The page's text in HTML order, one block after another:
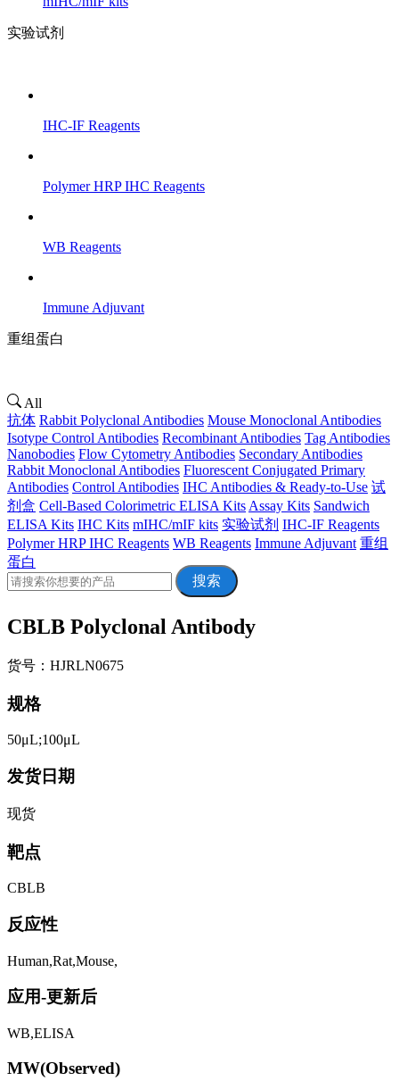
实验试剂
IHC-IF Reagents
Polymer HRP IHC Reagents
WB Reagents
Immune Adjuvant
重组蛋白
All
抗体 Rabbit Polyclonal Antibodies Mouse Monoclonal Antibodies
Isotype Control Antibodies Recombinant Antibodies Tag Antibodies
Nanobodies Flow Cytometry Antibodies Secondary Antibodies
Rabbit Monoclonal Antibodies Fluorescent Conjugated Primary
Antibodies Control Antibodies IHC Antibodies & Ready-to-Use 试
剂盒 Cell-Based Colorimetric ELISA Kits Assay Kits Sandwich
ELISA Kits IHC Kits mIHC/mIF kits 实验试剂 IHC-IF Reagents
Polymer HRP IHC Reagents WB Reagents Immune Adjuvant 重组
蛋白
搜索
CBLB Polyclonal Antibody
货号：HJRLN0675
规格
50μL;100μL
发货日期
现货
靶点
CBLB
反应性
Human,Rat,Mouse,
应用-更新后
WB,ELISA
MW(Observed)